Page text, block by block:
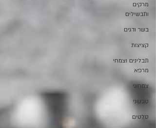
מרקים
ותבשילים
בשר ודגים
קציצות
תבלינים וצמחי
מרפא
צמחוני
טבעוני
סלטים